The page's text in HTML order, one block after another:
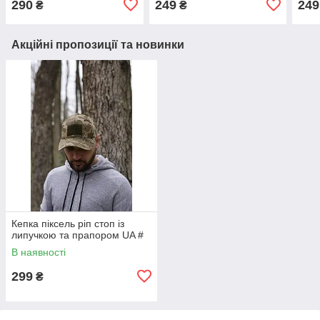
290 ₴ 249₴ 249
Акційні пропозиції та новинки
Кепка піксель ріп стоп із
липучкою та прапором UA #
В наявності
299 ₴